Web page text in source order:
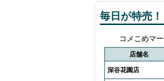
毎日が特売
コメこめマ
店舗名
深谷花園店